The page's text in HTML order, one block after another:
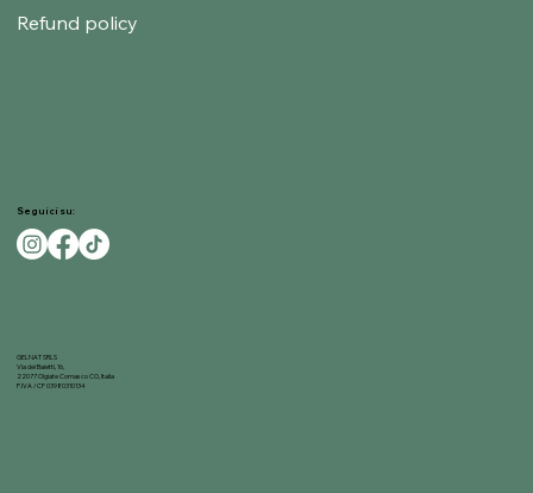
Refund policy
Seguici su:
GELNAT SRLS
Via dei Baietti, 16,
22077 Olgiate Comasco CO, Italia
P.IVA / CF 03980310134